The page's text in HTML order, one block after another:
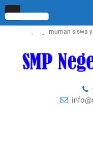
pengumuman siswa yang